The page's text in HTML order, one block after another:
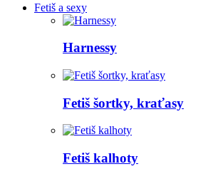
Fetiš a sexy
Harnessy
Fetiš šortky, kraťasy
Fetiš kalhoty